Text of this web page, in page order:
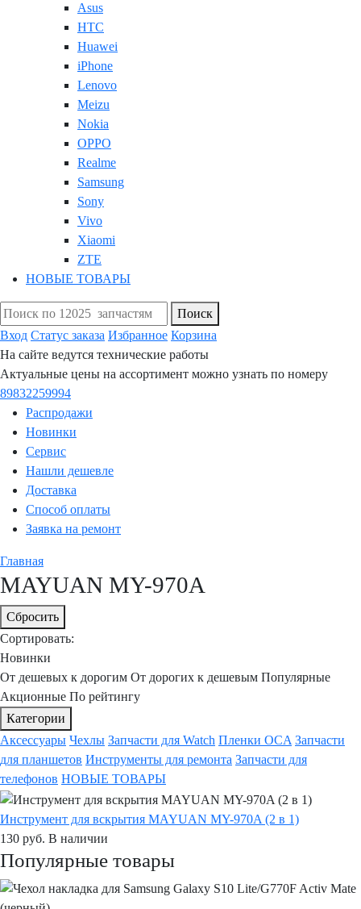
Asus
HTC
Huawei
iPhone
Lenovo
Meizu
Nokia
OPPO
Realme
Samsung
Sony
Vivo
Xiaomi
ZTE
НОВЫЕ ТОВАРЫ
Поиск
Вход Статус заказа Избранное Корзина
На сайте ведутся технические работы
Актуальные цены на ассортимент можно узнать по номеру
89832259994
Распродажи
Новинки
Сервис
Нашли дешевле
Доставка
Способ оплаты
Заявка на ремонт
Главная
MAYUAN MY-970A
Сбросить
Сортировать:
Новинки
От дешевых к дорогим От дорогих к дешевым Популярные
Акционные По рейтингу
Категории
Аксессуары Чехлы Запчасти для Watch Пленки OCA Запчасти
для планшетов Инструменты для ремонта Запчасти для
телефонов НОВЫЕ ТОВАРЫ
Инструмент для вскрытия MAYUAN MY-970A (2 в 1)
130 руб. В наличии
Популярные товары